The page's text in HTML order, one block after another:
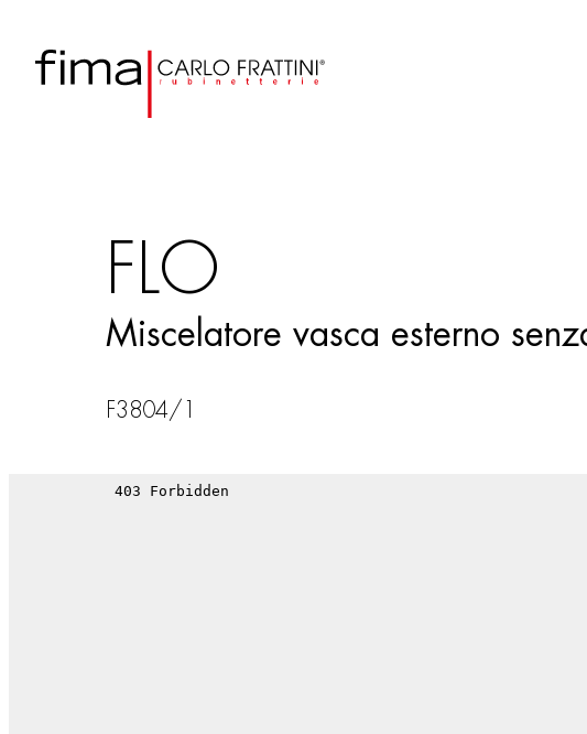
FLO
Miscelatore vasca esterno
F3804/1